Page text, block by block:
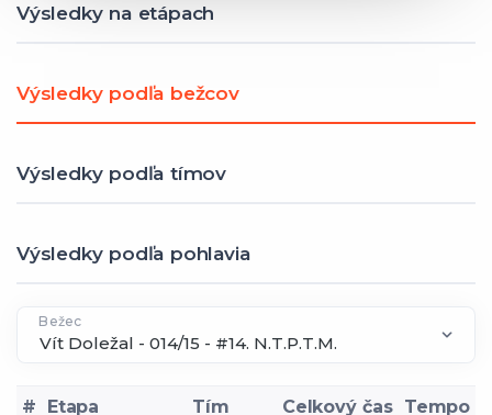
Výsledky na etápach
Výsledky podľa bežcov
Výsledky podľa tímov
Výsledky podľa pohlavia
Bežec
# Etapa Tím Celkový čas Tempo